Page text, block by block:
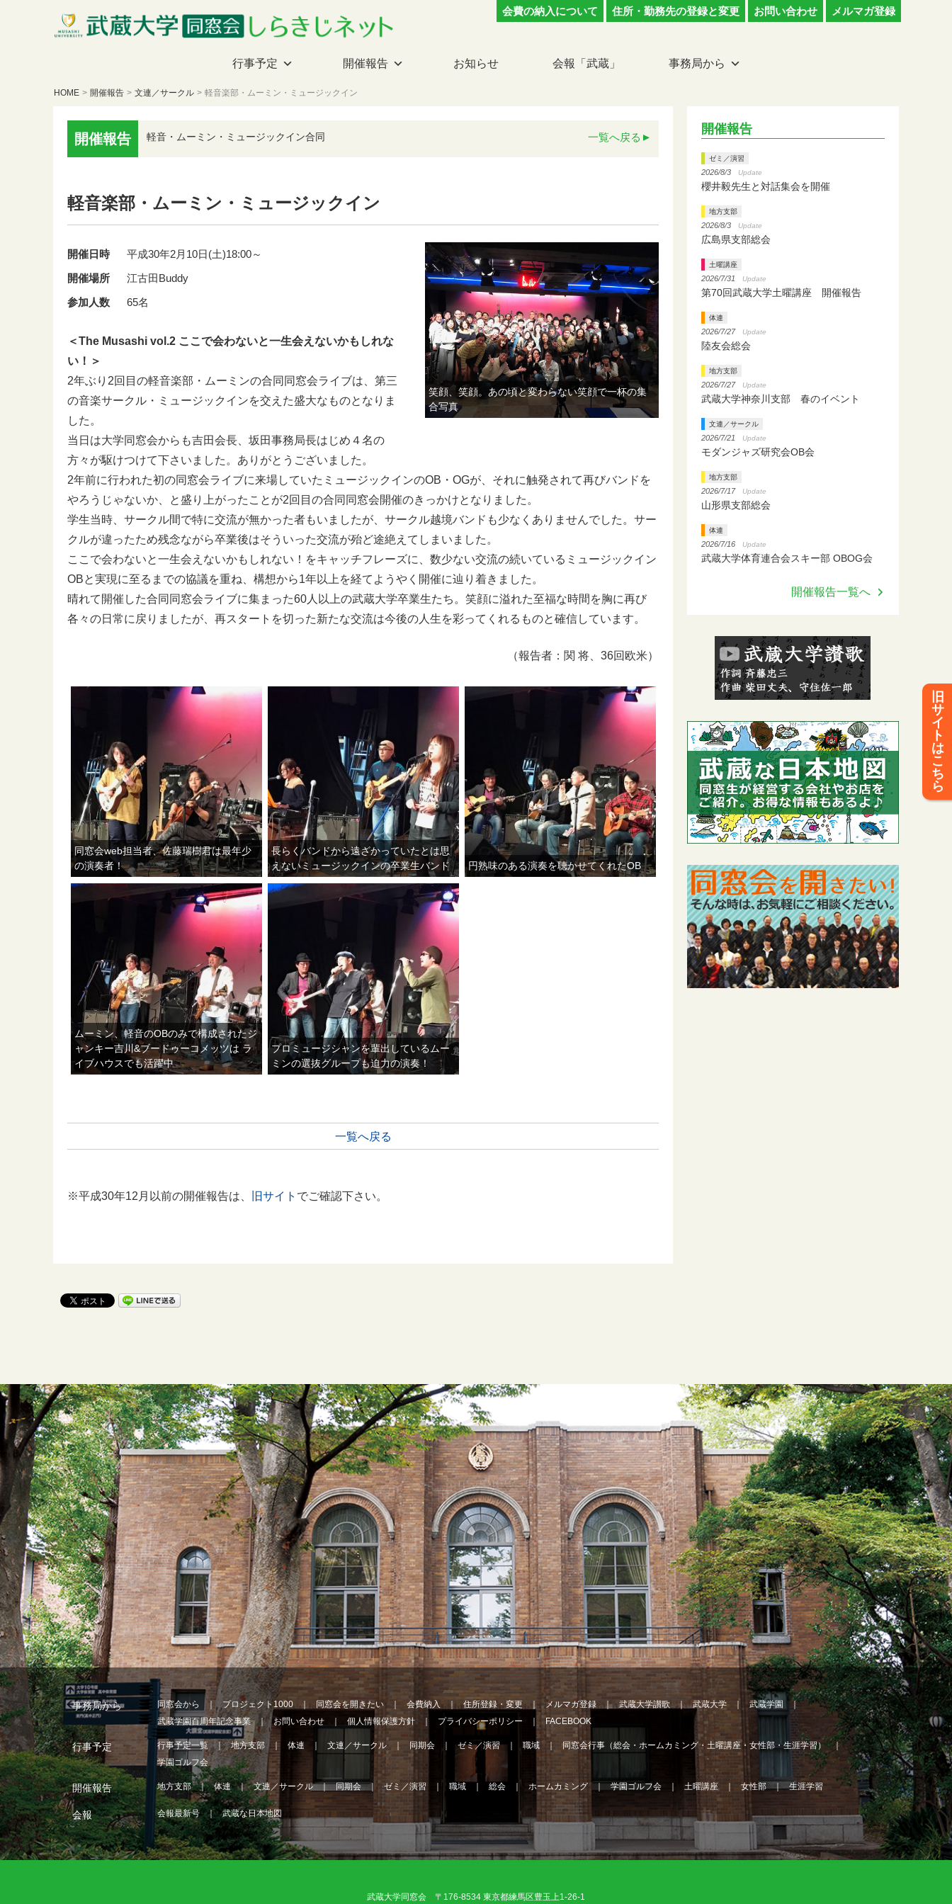
会費の納入について 住所・勤務先の登録と変更 お問い合わせ メルマガ登録
行事予定 開催報告 お知らせ 会報「武蔵」 事務局から
HOME > 開催報告 > 文連／サークル > 軽音楽部・ムーミン・ミュージックイン
開催報告 軽音・ムーミン・ミュージックイン合同 一覧へ戻る
軽音楽部・ムーミン・ミュージックイン
笑顔、笑顔。あの頃と変わらない笑顔で一杯の集
合写真
開催日時
平成30年2月10日(土)18:00～
開催場所
江古田Buddy
参加人数
65名
＜The Musashi vol.2 ここで会わないと一生会えないかもしれな
い！＞
2年ぶり2回目の軽音楽部・ムーミンの合同同窓会ライブは、第三
の音楽サークル・ミュージックインを交えた盛大なものとなりま
した。
当日は大学同窓会からも吉田会長、坂田事務局長はじめ４名の
方々が駆けつけて下さいました。ありがとうございました。
2年前に行われた初の同窓会ライブに来場していたミュージックインのOB・OGが、それに触発されて再びバンドを
やろうじゃないか、と盛り上がったことが2回目の合同同窓会開催のきっかけとなりました。
学生当時、サークル間で特に交流が無かった者もいましたが、サークル越境バンドも少なくありませんでした。サー
クルが違ったため残念ながら卒業後はそういった交流が殆ど途絶えてしまいました。
ここで会わないと一生会えないかもしれない！をキャッチフレーズに、数少ない交流の続いているミュージックイン
OBと実現に至るまでの協議を重ね、構想から1年以上を経てようやく開催に辿り着きました。
晴れて開催した合同同窓会ライブに集まった60人以上の武蔵大学卒業生たち。笑顔に溢れた至福な時間を胸に再び
各々の日常に戻りましたが、再スタートを切った新たな交流は今後の人生を彩ってくれるものと確信しています。
（報告者：関 将、36回欧米）
同窓会web担当者、佐藤瑞樹君は最年少
の演奏者！
長らくバンドから遠ざかっていたとは思
えないミュージックインの卒業生バンド
円熟味のある演奏を聴かせてくれたOB
ムーミン、軽音のOBのみで構成されたジ
ャンキー吉川&ブードゥーコメッツは ラ
イブハウスでも活躍中
プロミュージシャンを輩出しているムー
ミンの選抜グループも迫力の演奏！
一覧へ戻る
※平成30年12月以前の開催報告は、 旧サイト でご確認下さい。
開催報告
ゼミ／演習
2026/8/3 Update
櫻井毅先生と対話集会を開催
地方支部
2026/8/3 Update
広島県支部総会
土曜講座
2026/7/31 Update
第70回武蔵大学土曜講座 開催報告
体連
2026/7/27 Update
陸友会総会
地方支部
2026/7/27 Update
武蔵大学神奈川支部 春のイベント
文連／サークル
2026/7/21 Update
モダンジャズ研究会OB会
地方支部
2026/7/17 Update
山形県支部総会
体連
2026/7/16 Update
武蔵大学体育連合会スキー部 OBOG会
開催報告一覧へ
事務局から 同窓会から プロジェクト1000 同窓会を開きたい 会費納入 住所登録・変更 メルマガ登録 武蔵大学讃歌 武蔵大学
武蔵学園
武蔵学園百周年記念事業
お問い合わせ 個人情報保護方針 プライバシーポリシー FACEBOOK
行事予定 行事予定一覧 地方支部 体連 文連／サークル 同期会 ゼミ／演習 職域
同窓会行事（総会・ホームカミング・土曜講座・女性部・生涯学習）
学園ゴルフ会
開催報告 地方支部 体連 文連／サークル 同期会 ゼミ／演習 職域 総会 ホームカミング 学園ゴルフ会 土曜講座 女性部 生涯学習
会報 会報最新号 武蔵な日本地図
武蔵大学同窓会 〒176-8534 東京都練馬区豊玉上1-26-1
旧
サ
イ
ト
は
こ
ち
ら